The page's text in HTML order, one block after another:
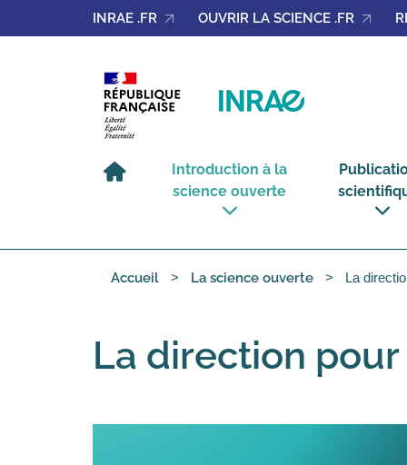
INRAE .FR OUVRIR LA SCIENCE .FR
Introduction à la
science ouverte
voir
Introduction
voir
menu
Accueil La science ouverte La
La direction
Gérer les cookies